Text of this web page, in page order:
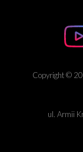
Copyright ©
ul. Armii